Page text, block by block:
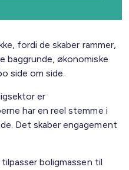
fordi de skaber rammer,
baggrunde, økonomiske
side om side.
er
har en reel stemme i
Det skaber engagement
boligmassen til